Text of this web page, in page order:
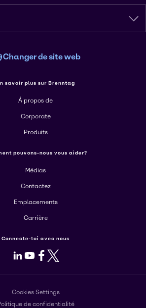
Changer de site web
savoir plus sur Brenntag
Á propos de
Corporate
Produits
pouvons-nous vous aider?
Médias
Contactez
Emplacements
Carrière
Connecte-toi avec nous
LinkedIn
Youtube
Facebook
X
Cookies Settings
de confidentialité